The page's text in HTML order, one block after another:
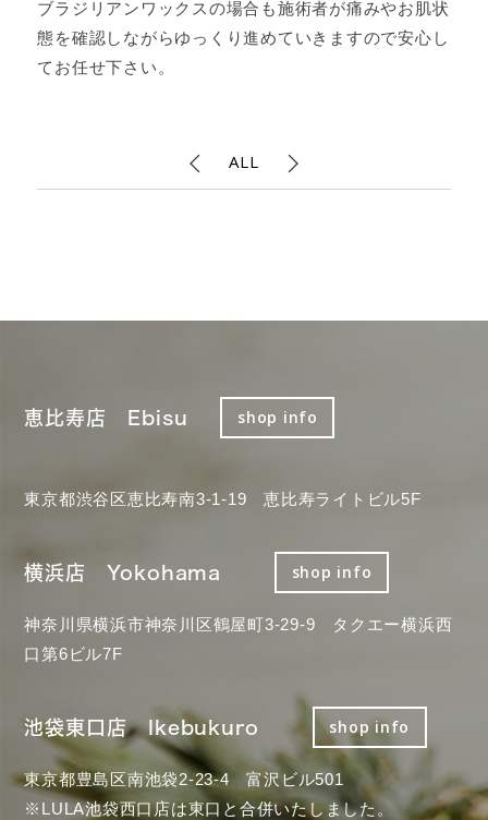
ブラジリアンワックスの場合も施術者が痛みやお肌状
態を確認しながらゆっくり進めていきますので安心し
てお任せ下さい。
ALL
恵比寿店 Ebisu shop info
東京都渋谷区恵比寿南3-1-19 恵比寿ライトビル5F
横浜店 Yokohama shop info
神奈川県横浜市神奈川区鶴屋町3-29-9 タクエー横浜西
口第6ビル7F
池袋東口店 Ikebukuro shop info
東京都豊島区南池袋2-23-4 富沢ビル501
※LULA池袋西口店は東口と合併いたしました。